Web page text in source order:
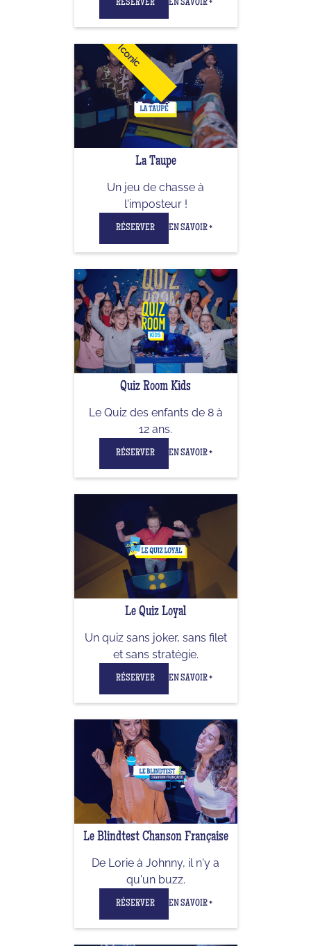
RÉSERVER EN SAVOIR +
Iconic
La Taupe
Un jeu de chasse à
l'imposteur !
RÉSERVER EN SAVOIR +
Quiz Room Kids
Le Quiz des enfants de 8 à
12 ans.
RÉSERVER EN SAVOIR +
Le Quiz Loyal
Un quiz sans joker, sans filet
et sans stratégie.
RÉSERVER EN SAVOIR +
Le Blindtest Chanson Française
De Lorie à Johnny, il n'y a
qu'un buzz.
RÉSERVER EN SAVOIR +